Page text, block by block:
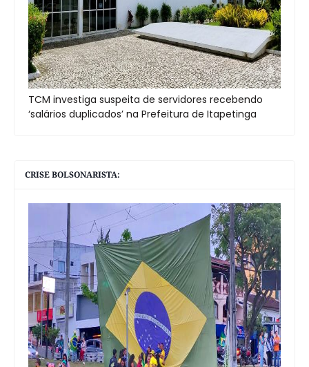
TCM investiga suspeita de servidores recebendo
‘salários duplicados’ na Prefeitura de Itapetinga
CRISE BOLSONARISTA: